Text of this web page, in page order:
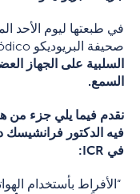
صحيفة البريوديكو El Periódico مقالاً عن
السلبية على الجهاز
السمع.
نقدم فيما يلي جزء من
فيه الدكتور
في ICR
:
“الأفراط بأستخدام